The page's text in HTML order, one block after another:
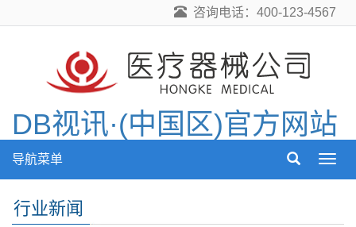
咨询电话：400-123-4567
DB视讯·(中国区)官方网站
导
导航菜单
行业新闻